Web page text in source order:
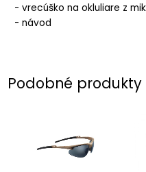
- vrecúško na okluliare z
- návod
Podobné produkty